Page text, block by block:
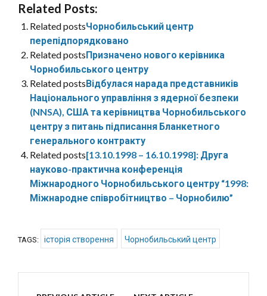
Related Posts:
Related postsЧорнобильський центр
перепідпорядковано
Related postsПризначено нового керівника
Чорнобильського центру
Related postsВідбулася нарада представників
Національного управління з ядерної безпеки
(NNSA), США та керівництва Чорнобильського
центру з питань підписання Бланкетного
генерального контракту
Related posts[13.10.1998 – 16.10.1998]: Друга
науково-практична конференція
Міжнародного Чорнобильського центру “1998:
Міжнародне співробітництво – Чорнобилю”
TAGS: історія створення Чорнобильський центр